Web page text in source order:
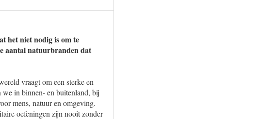
het niet nodig is om te
aantal natuurbranden dat
vraagt om een sterke en
we in binnen- en buitenland, bij
mens, natuur en omgeving.
oefeningen zijn nooit zonder